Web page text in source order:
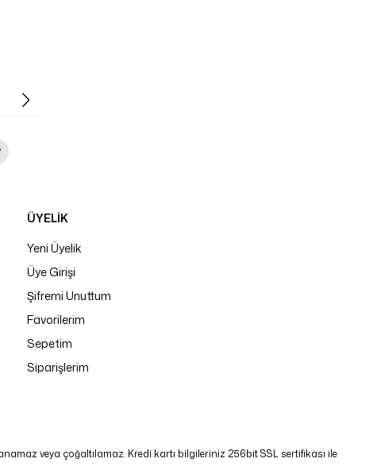
ÜYELİK
Yeni Üyelik
Üye Girişi
Şifremi Unuttum
Favorilerim
Sepetim
Siparişlerim
veya çoğaltılamaz. Kredi kartı bilgileriniz 256bit SSL sertifikası ile